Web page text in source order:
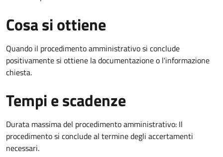
Cosa si ottiene
Quando il procedimento amministrativo si conclude
positivamente si ottiene la documentazione o l'informazione
chiesta.
Tempi e scadenze
Durata massima del procedimento amministrativo: Il
procedimento si conclude al termine degli accertamenti
necessari.